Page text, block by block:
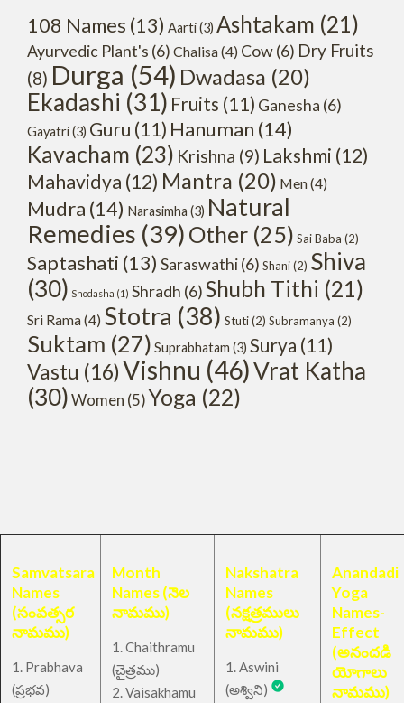
108 Names (13) Aarti(3) Ashtakam (21)
Ayurvedic Plant's (6) Chalisa(4) Cow(6) Dry Fruits
(8) Durga (54) Dwadasa (20)
Ekadashi (31) Fruits (11) Ganesha (6)
Gayatri(3) Guru (11) Hanuman (14)
Kavacham (23) Krishna (9) Lakshmi (12)
Mahavidya (12) Mantra (20) Men(4)
Mudra (14) Narasimha (3) Natural
Remedies (39) Other (25) Sai Baba (2)
Saptashati (13) Saraswathi(6) Shani(2) Shiva
(30) Shodasha (1) Shradh (6)Shubh Tithi (21)
Sri Rama(4) Stotra (38) Stuti(2) Subramanya (2)
Suktam (27) Suprabhatam (3) Surya (11)
Vastu (16)Vishnu (46)Vrat Katha
(30)Women (5)Yoga (22)
Samvatsara
Names
(సంవత్సర
నామము)
1. Prabhava
(ప్రభవ)
Month
Names (నెల
నామము)
1. Chaithramu
(చైత్రము)
2. Vaisakhamu
Nakshatra
Names
(నక్షత్రములు
నామము)
1. Aswini
(అశ్విని)
Anandadi
Yoga
Names-
Effect
(అనందడి
యోగాలు
నామము)